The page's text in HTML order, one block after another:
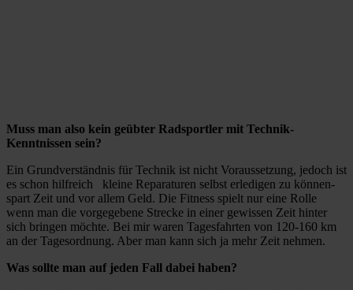
Muss man also kein geübter Radsportler mit Technik-
Kenntnissen sein?
Ein Grundverständnis für Technik ist nicht Voraussetzung, jedoch ist
es schon hilfreich kleine Reparaturen selbst erledigen zu können-
spart Zeit und vor allem Geld. Die Fitness spielt nur eine Rolle
wenn man die vorgegebene Strecke in einer gewissen Zeit hinter
sich bringen möchte. Bei mir waren Tagesfahrten von 120-160 km
an der Tagesordnung. Aber man kann sich ja mehr Zeit nehmen.
Was sollte man auf jeden Fall dabei haben?